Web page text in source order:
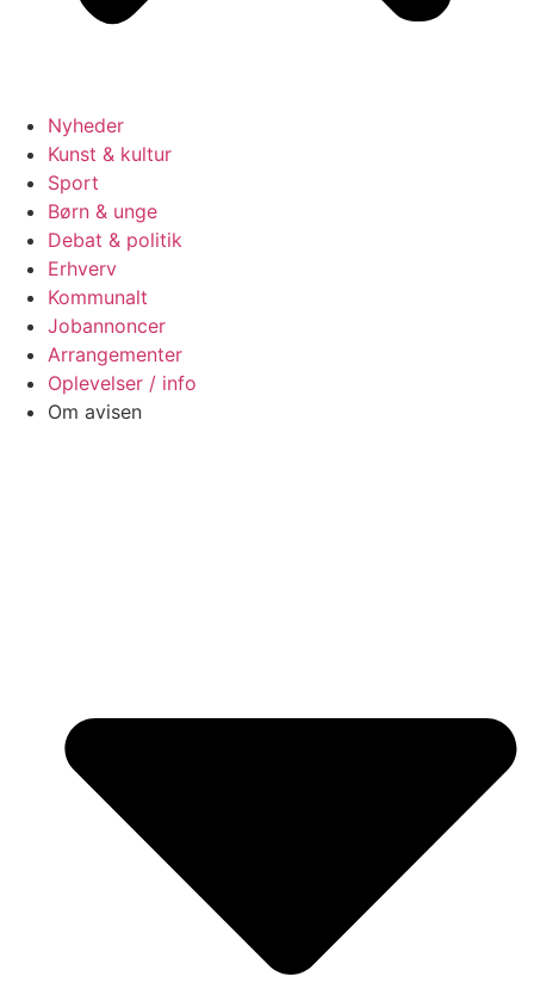
Nyheder
Kunst & kultur
Sport
Børn & unge
Debat & politik
Erhverv
Kommunalt
Jobannoncer
Arrangementer
Oplevelser / info
Om avisen